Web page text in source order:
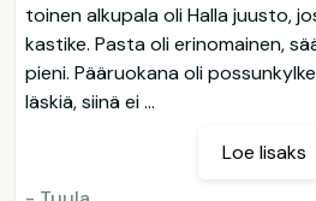
toinen alkupala oli Halla juusto,
kastike. Pasta oli erinomainen,
pieni. Pääruokana oli
läskiä, siinä ei ...
Loe lisaks